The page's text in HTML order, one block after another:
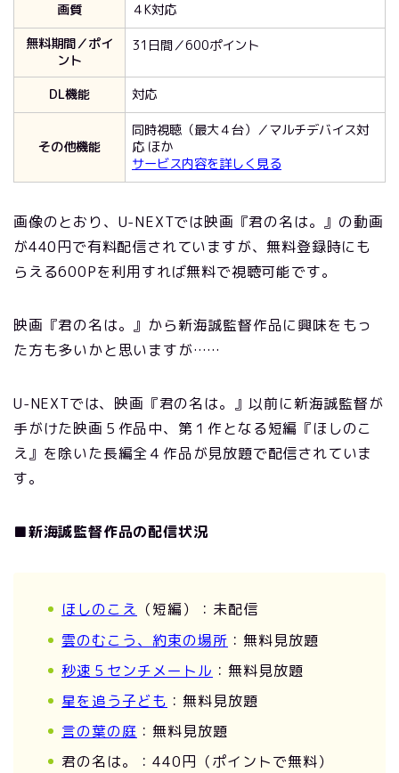
画質
４K対応
無料期間／ポイ
ント
31日間／600ポイント
DL機能 対応
その他機能
同時視聴（最大４台）／マルチデバイス対
応 ほか
サービス内容を詳しく見る
画像のとおり、U-NEXTでは映画『君の名は。』の動画
が440円で有料配信されていますが、無料登録時にも
らえる600Pを利用すれば無料で視聴可能です。
映画『君の名は。』から新海誠監督作品に興味をもっ
た方も多いかと思いますが……
U-NEXTでは、映画『君の名は。』以前に新海誠監督が
手がけた映画５作品中、第１作となる短編『ほしのこ
え』を除いた長編全４作品が見放題で配信されていま
す。
■新海誠監督作品の配信状況
ほしのこえ （短編）：未配信
雲のむこう、約束の場所 ：無料見放題
秒速５センチメートル ：無料見放題
星を追う子ども ：無料見放題
言の葉の庭 ：無料見放題
君の名は。：440円（ポイントで無料）